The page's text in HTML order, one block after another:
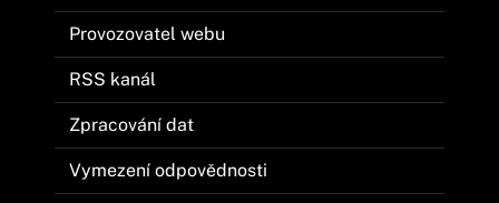
Provozovatel webu
RSS kanál
Zpracování dat
Vymezení odpovědnosti